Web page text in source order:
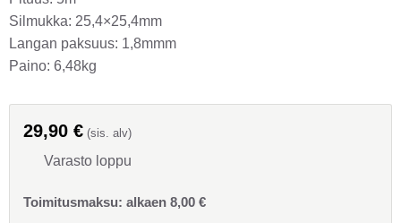
Silmukka: 25,4×25,4mm
Langan paksuus: 1,8mmm
Paino: 6,48kg
29,90 € (sis. alv)
Varasto loppu
Toimitusmaksu: alkaen 8,00 €